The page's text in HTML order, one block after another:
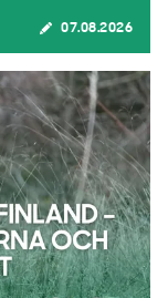
07.08.2026